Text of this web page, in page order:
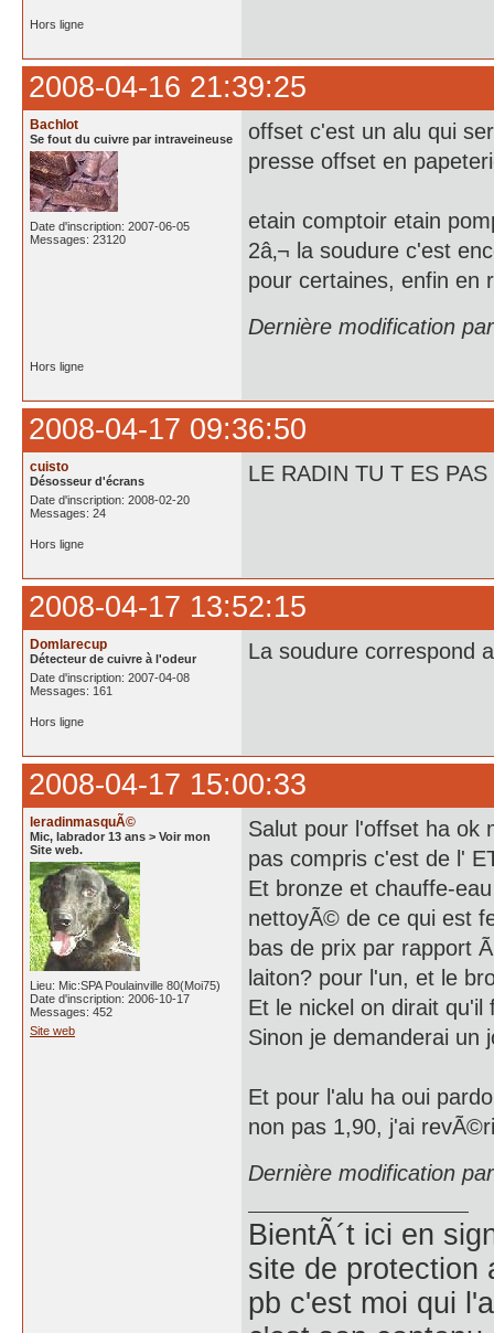
Hors ligne
2008-04-16 21:39:25
Bachlot
Se fout du cuivre par intraveineuse
Date d'inscription: 2007-06-05
Messages: 23120
offset c'est un alu qui
presse offset en
etain comptoir etain
2â‚¬ la soudure c'est
pour certaines, enfin en
Dernière modification
Hors ligne
2008-04-17 09:36:50
cuisto
Désosseur d'écrans
Date d'inscription: 2008-02-20
Messages: 24
LE RADIN TU T ES
Hors ligne
2008-04-17 13:52:15
Domlarecup
Détecteur de cuivre à l'odeur
Date d'inscription: 2007-04-08
Messages: 161
La soudure correspond
Hors ligne
2008-04-17 15:00:33
leradinmasquÃ©
Mic, labrador 13 ans > Voir mon
Site web.
Lieu: Mic:SPA Poulainville 80(Moi75)
Date d'inscription: 2006-10-17
Messages: 452
Site web
Salut pour l'offset ha ok
pas compris c'est de l'
Et bronze et chauffe-
nettoyÃ© de ce qui est
bas de prix par rapport
laiton? pour l'un, et le
Et le nickel on dirait
Sinon je demanderai un
Et pour l'alu ha oui
non pas 1,90, j'ai
Dernière modification
BientÃ´t ici en
site de protection
pb c'est moi qui